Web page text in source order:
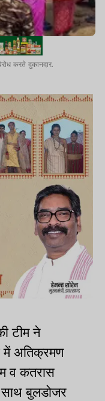
करते दुकानदार.
टीम ने
में अतिक्रमण
व कतरास
बुलडोजर